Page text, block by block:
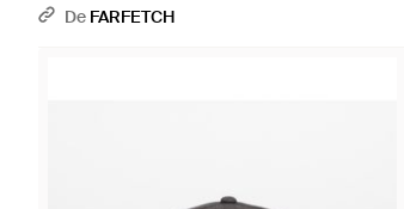
Imprimé - Marron
De FARFETCH